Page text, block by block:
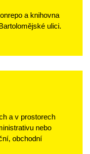
a knihovna
ulici.
a v prostorech
nebo
obchodní